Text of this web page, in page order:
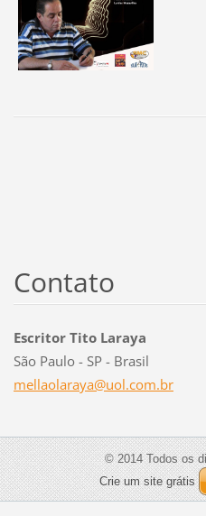
Contato
Escritor Tito Laraya
São Paulo - SP - Brasil
mellaolaraya@uol.com.br
© 2014 Todos os
Crie um site grátis